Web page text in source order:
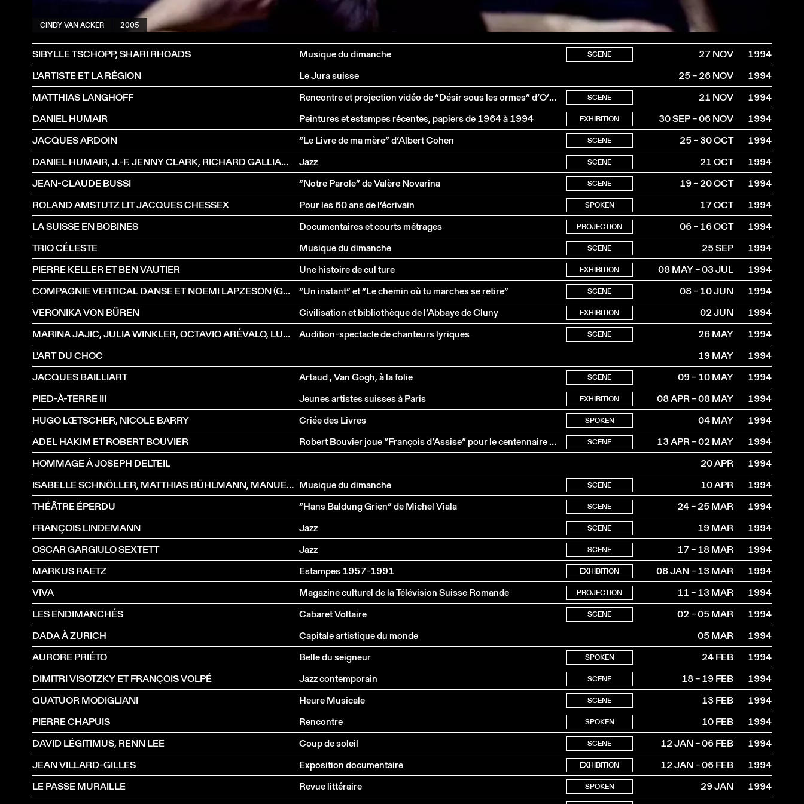
CINDY VAN ACKER 2005
SIBYLLE TSCHOPP, SHARI RHOADS Musique du dimanche SCENE 27 NOV
1994
L'ARTISTE ET LA RÉGION
Le Jura suisse 25 – 26 NOV
1994
MATTHIAS LANGHOFF
Rencontre et projection vidéo de “Désir sous les ormes” d’O’Neill SCENE 21 NOV
1994
DANIEL HUMAIR
Peintures et estampes récentes, papiers de 1964 à 1994 EXHIBITION 30 SEP – 06 NOV
1994
JACQUES ARDOIN
“Le Livre de ma mère” d’Albert Cohen SCENE 25 – 30 OCT
1994
DANIEL HUMAIR, J.-F. JENNY CLARK, RICHARD GALLIANO
Jazz SCENE 21 OCT
1994
JEAN-CLAUDE BUSSI
“Notre Parole” de Valère Novarina SCENE 19 – 20 OCT
1994
ROLAND AMSTUTZ LIT JACQUES CHESSEX
Pour les 60 ans de l’écrivain SPOKEN 17 OCT
1994
LA SUISSE EN BOBINES
Documentaires et courts métrages PROJECTION 06 – 16 OCT
1994
TRIO CÉLESTE
Musique du dimanche SCENE 25 SEP
1994
PIERRE KELLER ET BEN VAUTIER
Une histoire de cul ture EXHIBITION 08 MAY – 03 JUL
1994
COMPAGNIE VERTICAL DANSE ET NOEMI LAPZESON (GENÈVE)
“Un instant” et “Le chemin où tu marches se retire” SCENE 08 – 10 JUN
1994
VERONIKA VON BÜREN
Civilisation et bibliothèque de l’Abbaye de Cluny EXHIBITION 02 JUN
1994
MARINA JAJIC, JULIA WINKLER, OCTAVIO ARÉVALO, LUDOVIC TEZIER
Audition-spectacle de chanteurs lyriques SCENE 26 MAY
1994
L'ART DU CHOC
19 MAY
1994
JACQUES BAILLIART
Artaud , Van Gogh, à la folie SCENE 09 – 10 MAY
1994
PIED-À-TERRE III
Jeunes artistes suisses à Paris EXHIBITION 08 APR – 08 MAY
1994
HUGO LŒTSCHER, NICOLE BARRY
Criée des Livres SPOKEN 04 MAY
1994
ADEL HAKIM ET ROBERT BOUVIER
Robert Bouvier joue “François d’Assise” pour le centennaire de Joseph Delteil SCENE 13 APR – 02 MAY
1994
HOMMAGE À JOSEPH DELTEIL
20 APR
1994
ISABELLE SCHNÖLLER, MATTHIAS BÜHLMANN, MANUEL BÄRTSCH Musique du dimanche SCENE 10 APR
1994
THÉÂTRE ÉPERDU
“Hans Baldung Grien” de Michel Viala SCENE 24 – 25 MAR
1994
FRANÇOIS LINDEMANN
Jazz SCENE 19 MAR
1994
OSCAR GARGIULO SEXTETT
Jazz SCENE 17 – 18 MAR
1994
MARKUS RAETZ
Estampes 1957-1991 EXHIBITION 08 JAN – 13 MAR
1994
VIVA
Magazine culturel de la Télévision Suisse Romande PROJECTION 11 – 13 MAR
1994
LES ENDIMANCHÉS
Cabaret Voltaire SCENE 02 – 05 MAR
1994
DADA À ZURICH
Capitale artistique du monde 05 MAR
1994
AURORE PRIÉTO
Belle du seigneur SPOKEN 24 FEB
1994
DIMITRI VISOTZKY ET FRANÇOIS VOLPÉ
Jazz contemporain SCENE 18 – 19 FEB
1994
QUATUOR MODIGLIANI
Heure Musicale SCENE 13 FEB
1994
PIERRE CHAPUIS
Rencontre SPOKEN 10 FEB
1994
DAVID LÉGITIMUS, RENN LEE
Coup de soleil SCENE 12 JAN – 06 FEB
1994
JEAN VILLARD-GILLES
Exposition documentaire EXHIBITION 12 JAN – 06 FEB
1994
LE PASSE MURAILLE
Revue littéraire SPOKEN 29 JAN
1994